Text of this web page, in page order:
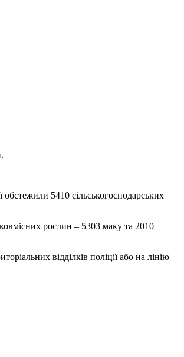
5410 сільськогосподарських
рослин – 5303 маку та 2010
відділків поліції або на лінію